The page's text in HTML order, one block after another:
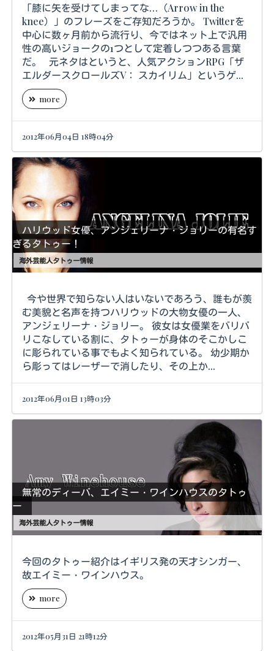
「膝に矢を受けてしまってな…（Arrow in the
knee）」のフレーズをご存知だろうか。 Twitterを
中心に数ヶ月前から流行り、今ではネット上で汎用
性の高いジョークの1つとして定着しつつある言葉
だ。 元ネタはというと、人気アクションRPG「ザ
エルダースクロールズV： スカイリム」というゲ...
more
2012年06月04日 18時04分
ハリウッド女優、アンジェリーナ・ジョリーの有名す
ぎるタトゥー！
海外芸能人タトゥー情報
む美貌と名声を持つハリウッドの大物女優の一人、
アンジェリーナ・ジョリー。 彼女は女優業をバリバ
リこなしている割に、タトゥーが身体のそこかしこ
に彫られている事でもよく知られている。 幼少期か
ら彫ってはレーザーで消したり、その上か...
2012年06月01日 13時03分
無常のディーバ、エイミー・ワインハウスのタトゥ
ー
海外芸能人タトゥー情報
今回のタトゥー紹介はイギリス発の天才シンガー、
故エイミー・ワインハウス。
more
2012年05月31日 21時12分